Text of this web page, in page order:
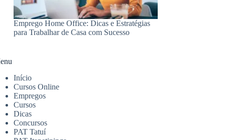
Emprego Home Office: Dicas e Estratégias
para Trabalhar de Casa com Sucesso
Início
Cursos Online
Empregos
Cursos
Dicas
Concursos
PAT Tatuí